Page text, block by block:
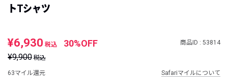
トTシャツ
¥6,930 税込 30%OFF 商品ID : 53814
¥9,900 税込
63マイル還元 Safariマイルについて